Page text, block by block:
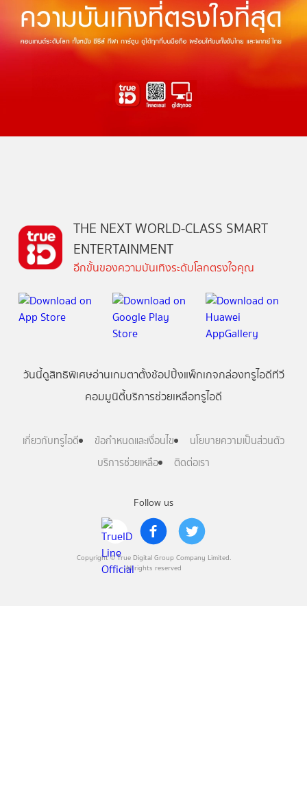
Follow us
Copyright © True Digital Group Company Limited.
All rights reserved
THE NEXT WORLD-CLASS SMART
ENTERTAINMENT
อีกขั้นของความบันเทิงระดับโลกตรงใจคุณ
วันนี้ดูสิทธิพิเศษอ่านเกมตาตั้งช้อปปิ้งแพ็กเกจกล่องทรูไอดีทีวี
คอมมูนิตี้บริการช่วยเหลือทรูไอดี
เกี่ยวกับทรูไอดี ข้อกำหนดและเงื่อนไข
นโยบายความเป็นส่วนตัว
บริการช่วยเหลือ
ติดต่อเรา